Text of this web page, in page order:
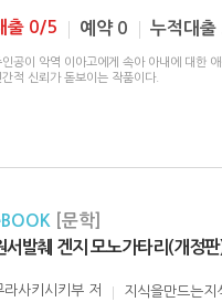
출 0/5 예약 0 누적대출
인공이 악역 이아고에게 속아 아내에 대한
간적 신뢰가 돋보이는 작품이다.
[문학]
서발췌 겐지 모노가타리(개정
라사키시키부 저 지식을만드는지